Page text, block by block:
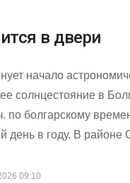
в двери
начало
солнцестояние в
по болгарскому
день в году. В районе
09:10